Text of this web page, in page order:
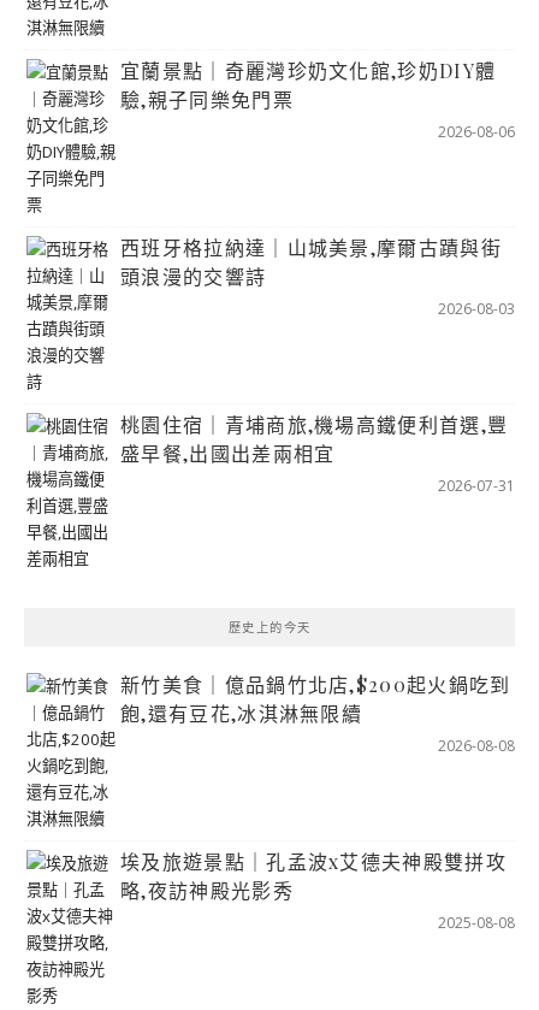
宜蘭景點｜奇麗灣珍奶文化館,珍奶DIY體
驗,親子同樂免門票
2026-08-06
西班牙格拉納達｜山城美景,摩爾古蹟與街
頭浪漫的交響詩
2026-08-03
桃園住宿｜青埔商旅,機場高鐵便利首選,豐
盛早餐,出國出差兩相宜
2026-07-31
歷史上的今天
新竹美食｜億品鍋竹北店,$200起火鍋吃到
飽,還有豆花,冰淇淋無限續
2026-08-08
埃及旅遊景點｜孔孟波x艾德夫神殿雙拼攻
略,夜訪神殿光影秀
2025-08-08